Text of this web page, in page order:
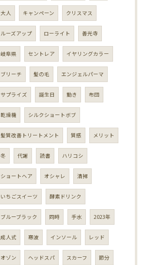
大人 キャンペーン クリスマス
ルーズアップ ローライト 善光寺
岐阜県 セントレア イヤリングカラー
ブリーチ 髪の毛 エンジェルパーマ
サプライズ 誕生日 動き 布団
乾燥機 シルクショートボブ
髪質改善トリートメント 質感 メリット
冬 代謝 読書 ハリコシ
ショートヘア オシャレ 清掃
いちごスイーツ 酵素ドリンク
ブルーブラック 同時 手水 2023年
成人式 寒波 インソール レッド
オゾン ヘッドスパ スカーフ 節分